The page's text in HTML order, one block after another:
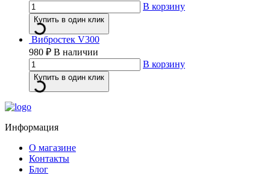
В корзину
Купить в один клик
Вибростек V300
980 ₽ В наличии
В корзину
Купить в один клик
Информация
О магазине
Контакты
Блог